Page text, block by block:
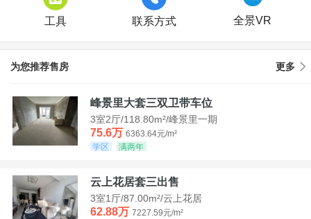
工具 联系方式 全景VR
为您推荐售房 更多
峰景里大套三双卫带车位
3室2厅/118.80m²/峰景里一期
75.6万 6363.64元/m²
学区
满两年
云上花居套三出售
3室1厅/87.00m²/云上花居
62.88万 7227.59元/m²